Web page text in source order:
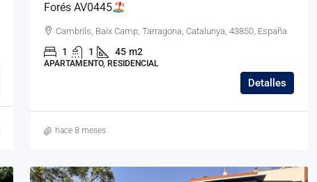
Forés AV0445
Cambrils, Baix Camp, Tarragona, Catalunya, 43850, España
1 1 45 m2
APARTAMENTO, RESIDENCIAL
Detalles
hace 8 meses